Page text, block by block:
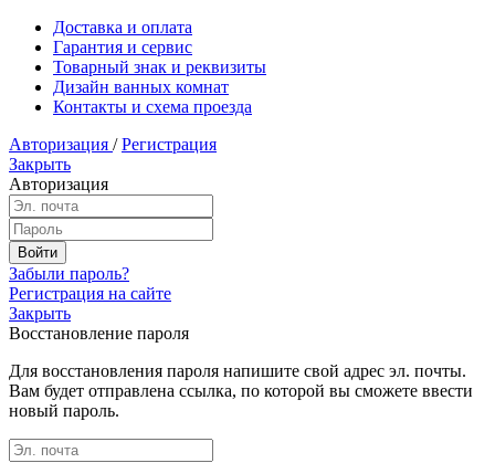
Доставка и оплата
Гарантия и сервис
Товарный знак и реквизиты
Дизайн ванных комнат
Контакты и схема проезда
Авторизация / Регистрация
Закрыть
Авторизация
Забыли пароль?
Регистрация на сайте
Закрыть
Восстановление пароля
Для восстановления пароля напишите свой адрес эл. почты.
Вам будет отправлена ссылка, по которой вы сможете ввести
новый пароль.